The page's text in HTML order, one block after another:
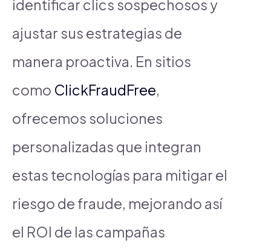
identificar clics sospechosos y
ajustar sus estrategias de
manera proactiva. En sitios
como ClickFraudFree,
ofrecemos soluciones
personalizadas que integran
estas tecnologías para mitigar el
riesgo de fraude, mejorando así
el ROI de las campañas